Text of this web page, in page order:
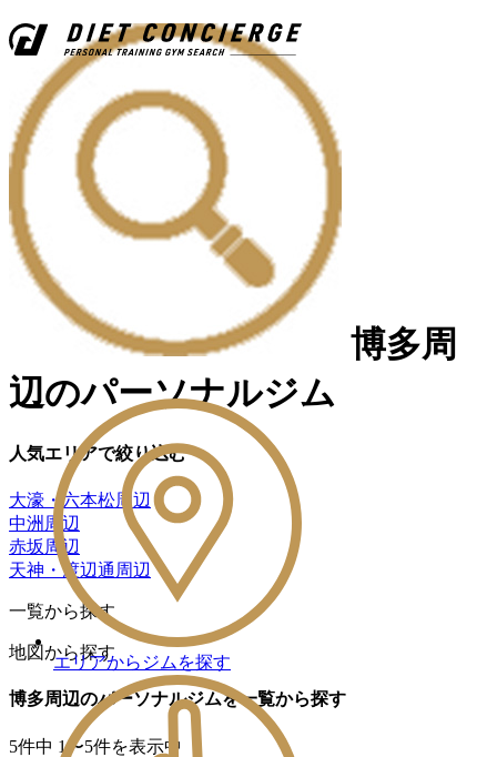
エリアからジムを探す
博多周
辺のパーソナルジム
人気エリアで絞り込む
大濠・六本松周辺
中洲周辺
赤坂周辺
天神・渡辺通周辺
一覧から探す
地図から探す
博多周辺のパーソナルジムを一覧から探す
5件中 1〜5件を表示中